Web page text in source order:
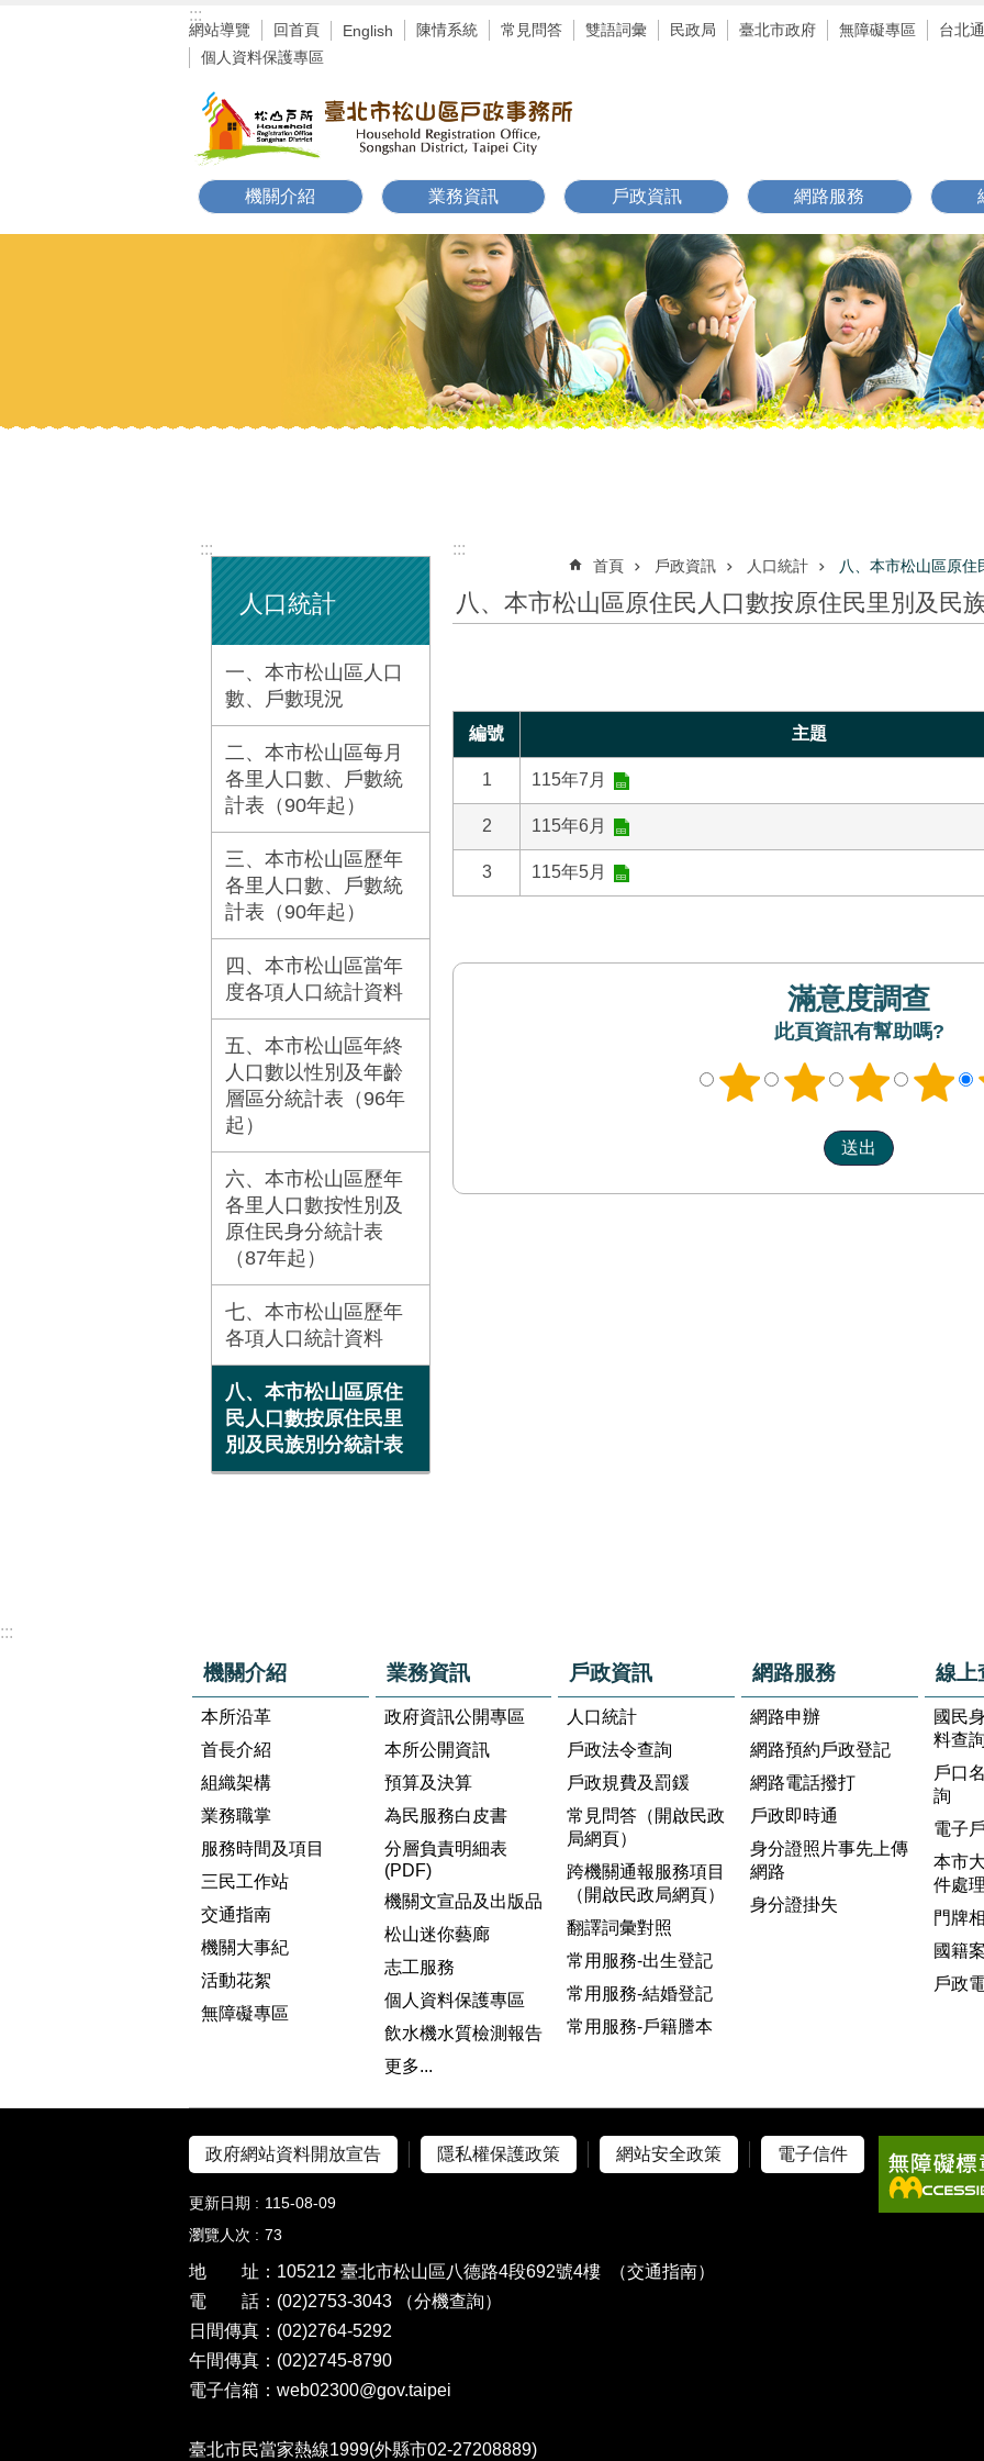
:::
網站導覽 回首頁 English 陳情系統 常見問答 雙語詞彙 民政局 臺北市政府 無障礙專區
台北通
個人資料保護專區
機關介紹 業務資訊 戶政資訊 網路服務
:::
人口統計
一、本市松山區人口
數、戶數現況
二、本市松山區每月
各里人口數、戶數統
計表（90年起）
三、本市松山區歷年
各里人口數、戶數統
計表（90年起）
四、本市松山區當年
度各項人口統計資料
五、本市松山區年終
人口數以性別及年齡
層區分統計表（96年
起）
六、本市松山區歷年
各里人口數按性別及
原住民身分統計表
（87年起）
七、本市松山區歷年
各項人口統計資料
八、本市松山區原住
民人口數按原住民里
別及民族別分統計表
:::
首頁 戶政資訊 人口統計 八、本市松山區原
八、本市松山區原住民人口數按原住民里別及民
編號 主題
1 115年7月
2 115年6月
3 115年5月
滿意度調查
此頁資訊有幫助嗎?
:::
機關介紹
本所沿革
首長介紹
組織架構
業務職掌
服務時間及項目
三民工作站
交通指南
機關大事紀
活動花絮
無障礙專區
業務資訊
政府資訊公開專區
本所公開資訊
預算及決算
為民服務白皮書
分層負責明細表
(PDF)
機關文宣品及出版品
松山迷你藝廊
志工服務
個人資料保護專區
飲水機水質檢測報告
更多...
戶政資訊
人口統計
戶政法令查詢
戶政規費及罰鍰
常見問答（開啟民政
局網頁）
跨機關通報服務項目
（開啟民政局網頁）
翻譯詞彙對照
常用服務-出生登記
常用服務-結婚登記
常用服務-戶籍謄本
網路服務
網路申辦
網路預約戶政登記
網路電話撥打
戶政即時通
身分證照片事先上傳
網路
身分證掛失
線上
國民
料查
戶口
詢
電子
本市
件處
門牌
國籍
戶政
政府網站資料開放宣告 隱私權保護政策 網站安全政策 電子信件
更新日期
115-08-09
瀏覽人次
73
地 址：105212 臺北市松山區八德路4段692號4樓
（交通指南）
電 話：(02)2753-3043
（分機查詢）
日間傳真：(02)2764-5292
午間傳真：(02)2745-8790
電子信箱：web02300@gov.taipei
臺北市民當家熱線1999(外縣市02-27208889)